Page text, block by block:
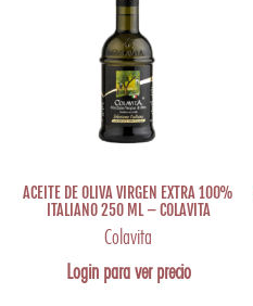
ACEITE DE OLIVA VIRGEN EXTRA 100%
ITALIANO 250 ML – COLAVITA
Colavita
Login para ver precio